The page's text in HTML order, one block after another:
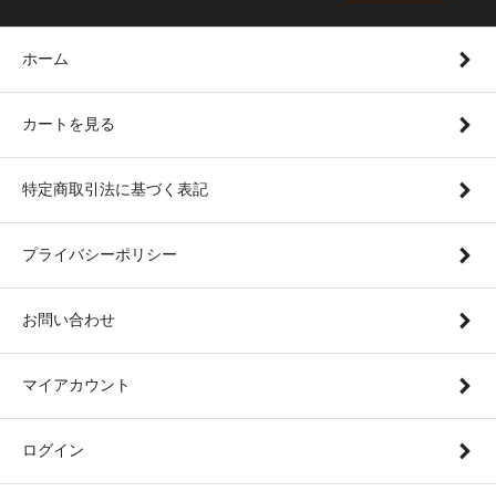
ホーム
カートを見る
特定商取引法に基づく表記
プライバシーポリシー
お問い合わせ
マイアカウント
ログイン